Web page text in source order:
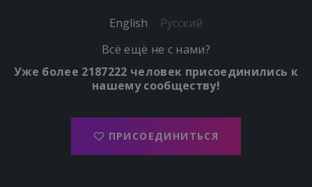
English
Русский
Всё ещё не с нами?
Уже более 2187222 человек присоединились к
нашему сообществу!
ПРИСОЕДИНИТЬСЯ